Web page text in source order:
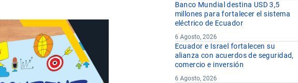
Banco Mundial destina USD 3,5
millones para fortalecer el sistema
eléctrico de Ecuador
6 Agosto, 2026
Ecuador e Israel fortalecen su
alianza con acuerdos de seguridad,
comercio e inversión
6 Agosto, 2026